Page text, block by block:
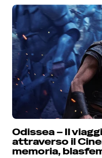
Odissea – Il
attraverso il
memoria,